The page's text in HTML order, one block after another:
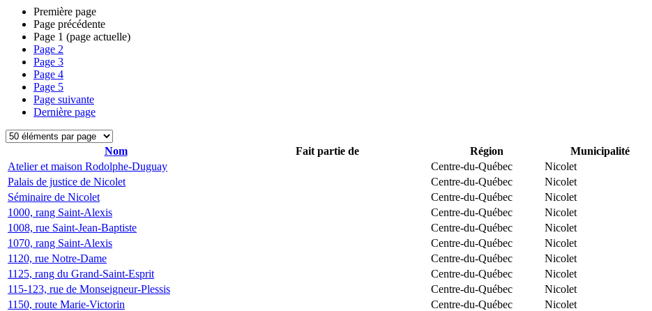
Première page
Page précédente
Page 1 (page actuelle)
Page 2
Page 3
Page 4
Page 5
Page suivante
Dernière page
Nom Fait partie de Région Municipalité
Atelier et maison Rodolphe-Duguay
Centre-du-Québec
Nicolet
Palais de justice de Nicolet
Centre-du-Québec
Nicolet
Séminaire de Nicolet
Centre-du-Québec
Nicolet
1000, rang Saint-Alexis
Centre-du-Québec
Nicolet
1008, rue Saint-Jean-Baptiste
Centre-du-Québec
Nicolet
1070, rang Saint-Alexis
Centre-du-Québec
Nicolet
1120, rue Notre-Dame
Centre-du-Québec
Nicolet
1125, rang du Grand-Saint-Esprit
Centre-du-Québec
Nicolet
115-123, rue de Monseigneur-Plessis
Centre-du-Québec
Nicolet
1150, route Marie-Victorin
Centre-du-Québec
Nicolet